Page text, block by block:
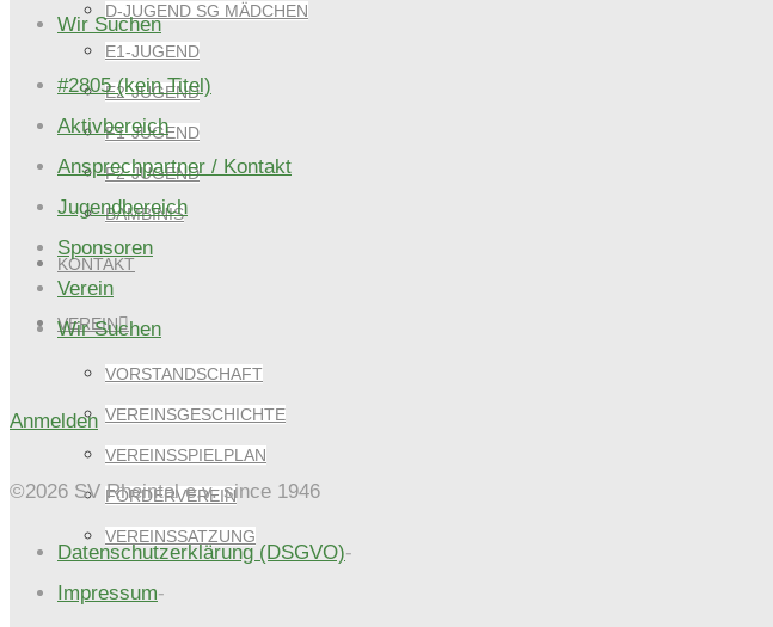
D-JUGEND SG MÄDCHEN
E1-JUGEND
E2-JUGEND
F1-JUGEND
F2-JUGEND
BAMBINIS
KONTAKT
VEREIN
VORSTANDSCHAFT
VEREINSGESCHICHTE
VEREINSSPIELPLAN
FÖRDERVEREIN
VEREINSSATZUNG
Wir Suchen
#2805 (kein Titel)
Aktivbereich
Ansprechpartner / Kontakt
Jugendbereich
Sponsoren
Verein
Wir Suchen
Anmelden
©2026 SV Rheintal e.v. since 1946
Datenschutzerklärung (DSGVO)-
Impressum-